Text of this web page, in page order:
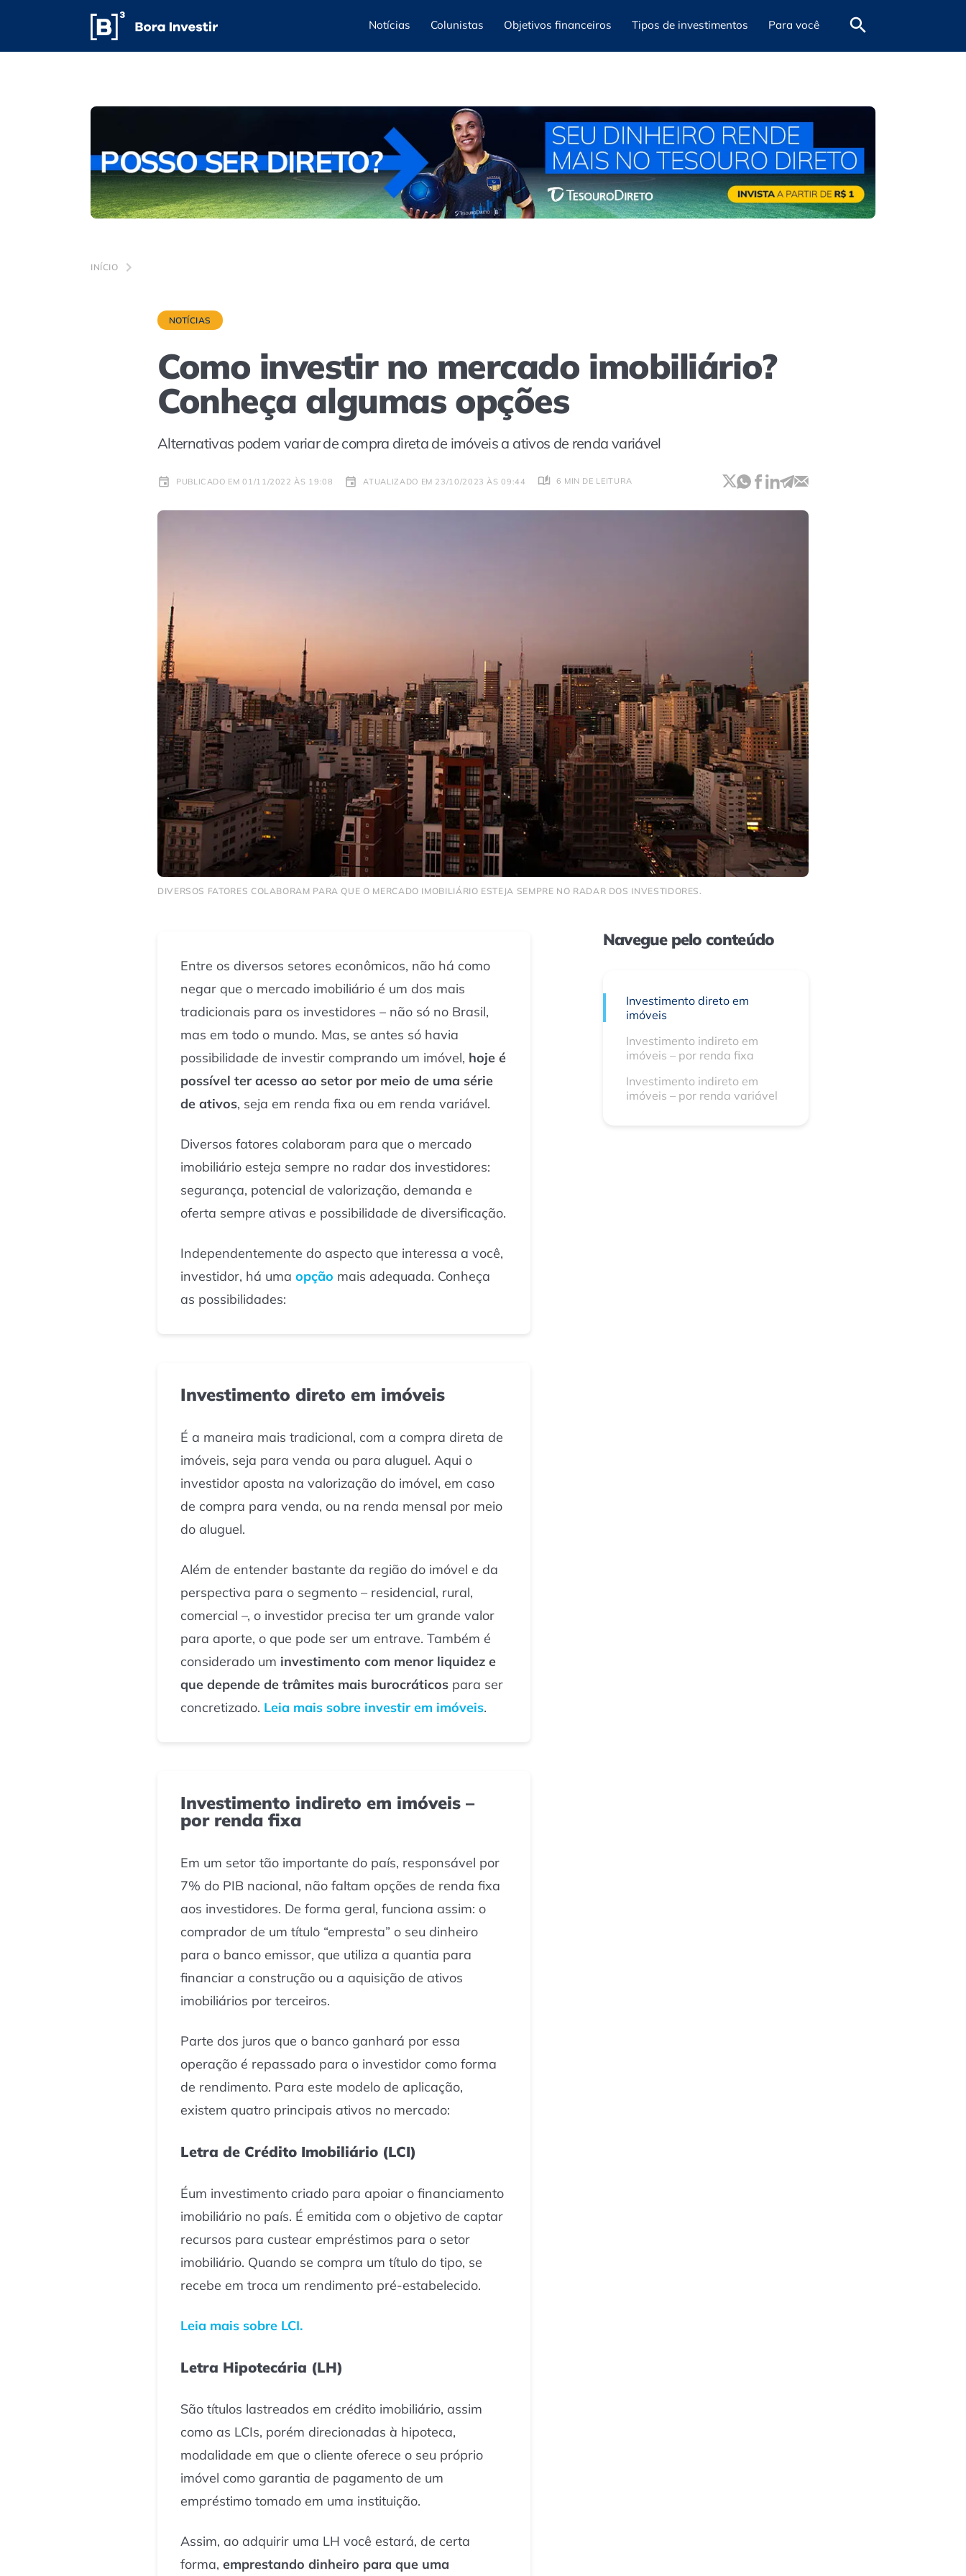
Notícias Colunistas Objetivos financeiros Tipos de investimentos Para você
INÍCIO
NOTÍCIAS
Como investir no mercado imobiliário?
Conheça algumas opções
Alternativas podem variar de compra direta de imóveis a ativos de renda variável
PUBLICADO EM 01/11/2022 ÀS 19:08 ATUALIZADO EM 23/10/2023 ÀS 09:44 6 MIN DE LEITURA
DIVERSOS FATORES COLABORAM PARA QUE O MERCADO IMOBILIÁRIO ESTEJA SEMPRE NO RADAR DOS INVESTIDORES.
Entre os diversos setores econômicos, não há como
negar que o mercado imobiliário é um dos mais
tradicionais para os investidores – não só no Brasil,
mas em todo o mundo. Mas, se antes só havia
possibilidade de investir comprando um imóvel, hoje é
possível ter acesso ao setor por meio de uma série
de ativos, seja em renda fixa ou em renda variável.
Diversos fatores colaboram para que o mercado
imobiliário esteja sempre no radar dos investidores:
segurança, potencial de valorização, demanda e
oferta sempre ativas e possibilidade de diversificação.
Independentemente do aspecto que interessa a você,
investidor, há uma opção mais adequada. Conheça
as possibilidades:
Investimento direto em imóveis
É a maneira mais tradicional, com a compra direta de
imóveis, seja para venda ou para aluguel. Aqui o
investidor aposta na valorização do imóvel, em caso
de compra para venda, ou na renda mensal por meio
do aluguel.
Além de entender bastante da região do imóvel e da
perspectiva para o segmento – residencial, rural,
comercial –, o investidor precisa ter um grande valor
para aporte, o que pode ser um entrave. Também é
considerado um investimento com menor liquidez e
que depende de trâmites mais burocráticos para ser
concretizado. Leia mais sobre investir em imóveis.
Investimento indireto em imóveis –
por renda fixa
Em um setor tão importante do país, responsável por
7% do PIB nacional, não faltam opções de renda fixa
aos investidores. De forma geral, funciona assim: o
comprador de um título “empresta” o seu dinheiro
para o banco emissor, que utiliza a quantia para
financiar a construção ou a aquisição de ativos
imobiliários por terceiros.
Parte dos juros que o banco ganhará por essa
operação é repassado para o investidor como forma
de rendimento. Para este modelo de aplicação,
existem quatro principais ativos no mercado:
Letra de Crédito Imobiliário (LCI)
Éum investimento criado para apoiar o financiamento
imobiliário no país. É emitida com o objetivo de captar
recursos para custear empréstimos para o setor
imobiliário. Quando se compra um título do tipo, se
recebe em troca um rendimento pré-estabelecido.
Leia mais sobre LCI.
Letra Hipotecária (LH)
São títulos lastreados em crédito imobiliário, assim
como as LCIs, porém direcionadas à hipoteca,
modalidade em que o cliente oferece o seu próprio
imóvel como garantia de pagamento de um
empréstimo tomado em uma instituição.
Assim, ao adquirir uma LH você estará, de certa
forma, emprestando dinheiro para que uma
Navegue pelo conteúdo
Investimento direto em
imóveis
Investimento indireto em
imóveis – por renda fixa
Investimento indireto em
imóveis – por renda variável